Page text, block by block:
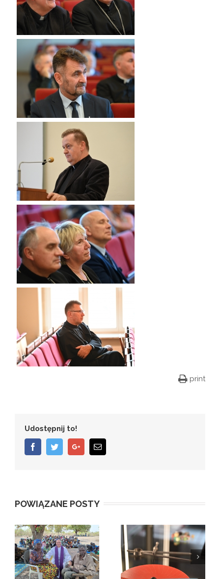
print
Udostępnij to!
FacebookTwitterGoogle+Email
POWIĄZANE POSTY
„Dłonie, które
widzą” –
Bp Włodarczyk
na Jasnej Górze: